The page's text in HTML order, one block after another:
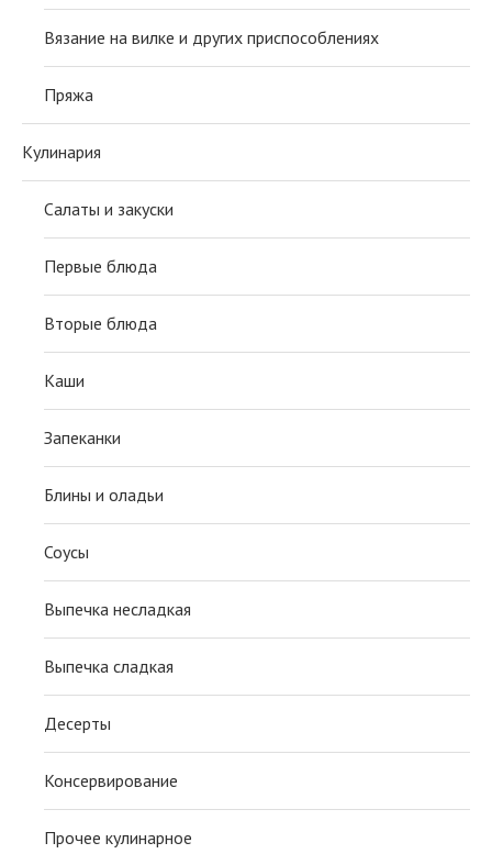
Вязание на вилке и других приспособлениях
Пряжа
Кулинария
Салаты и закуски
Первые блюда
Вторые блюда
Каши
Запеканки
Блины и оладьи
Соусы
Выпечка несладкая
Выпечка сладкая
Десерты
Консервирование
Прочее кулинарное